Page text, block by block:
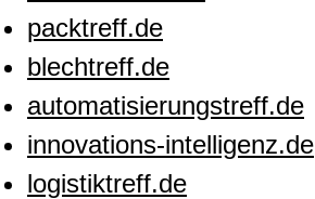
packtreff.de
blechtreff.de
automatisierungstreff.de
innovations-intelligenz.de
logistiktreff.de